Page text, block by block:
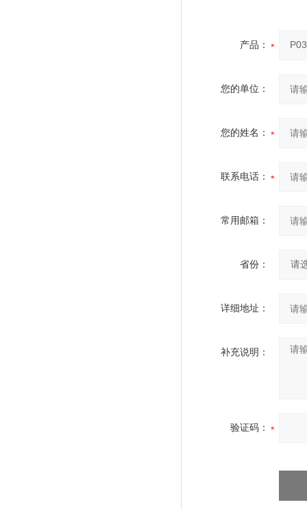
产品：
您的单位：
您的姓名：
联系电话：
常用邮箱：
省份：
详细地址：
补充说明：
验证码：